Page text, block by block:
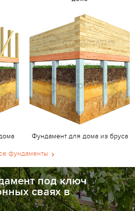
Фундамент для дома из бруса
фундаменты
под ключ
сваях в